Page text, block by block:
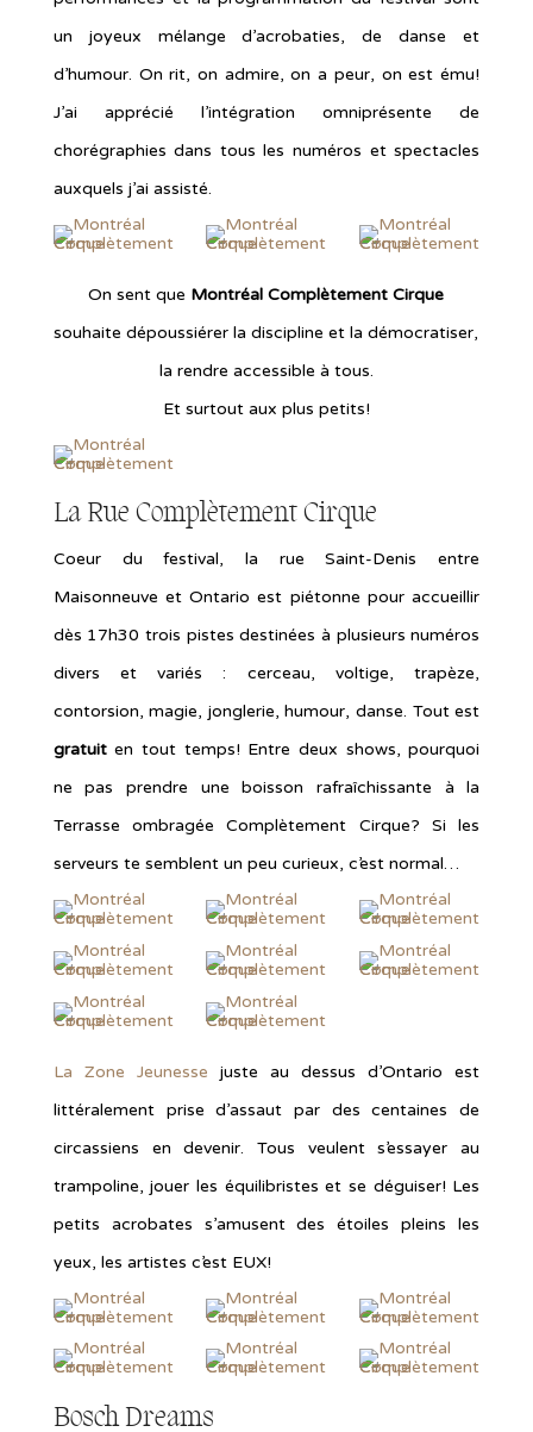
un joyeux mélange d’acrobaties, de danse et
d’humour. On rit, on admire, on a peur, on est ému!
J’ai apprécié l’intégration omniprésente de
chorégraphies dans tous les numéros et spectacles
auxquels j’ai assisté.
On sent que Montréal Complètement Cirque
souhaite dépoussiérer la discipline et la démocratiser,
la rendre accessible à tous.
Et surtout aux plus petits!
La Rue Complètement Cirque
Coeur du festival, la rue Saint-Denis entre
Maisonneuve et Ontario est piétonne pour accueillir
dès 17h30 trois pistes destinées à plusieurs numéros
divers et variés : cerceau, voltige, trapèze,
contorsion, magie, jonglerie, humour, danse. Tout est
gratuiten tout temps! Entre deux shows, pourquoi
ne pas prendre une boisson rafraîchissante à la
Terrasse ombragée Complètement Cirque? Si les
serveurs te semblent un peu curieux, c’est normal…
La Zone Jeunesse juste au dessus d’Ontario est
littéralement prise d’assaut par des centaines de
circassiens en devenir. Tous veulent s’essayer au
trampoline, jouer les équilibristes et se déguiser! Les
petits acrobates s’amusent des étoiles pleins les
yeux, les artistes c’est EUX!
Bosch Dreams